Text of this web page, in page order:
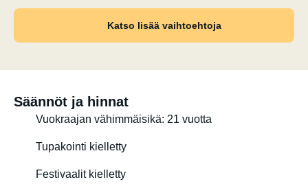
Katso lisää vaihtoehtoja
Säännöt ja hinnat
Vuokraajan vähimmäisikä: 21 vuotta
Tupakointi kielletty
Festivaalit kielletty